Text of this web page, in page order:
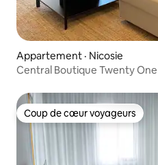
Appartement · Nicosie
Central Boutique Twenty
Coup de cœur voyageurs
Coup de cœur voyageurs